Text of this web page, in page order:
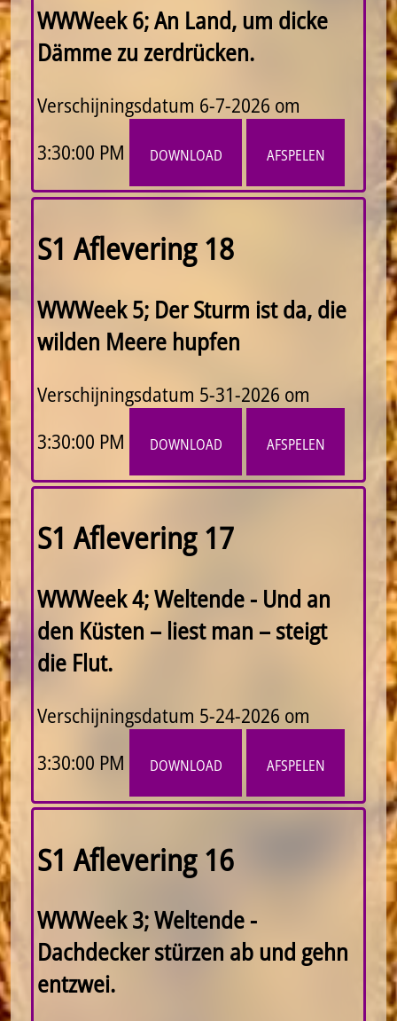
WWWeek 6; An Land, um dicke
Dämme zu zerdrücken.
Verschijningsdatum 6-7-2026 om
3:30:00 PM
download afspelen
S1 Aflevering 18
WWWeek 5; Der Sturm ist da, die
wilden Meere hupfen
Verschijningsdatum 5-31-2026 om
3:30:00 PM
download afspelen
S1 Aflevering 17
WWWeek 4; Weltende - Und an
den Küsten – liest man – steigt
die Flut.
Verschijningsdatum 5-24-2026 om
3:30:00 PM
download afspelen
S1 Aflevering 16
WWWeek 3; Weltende -
Dachdecker stürzen ab und gehn
entzwei.